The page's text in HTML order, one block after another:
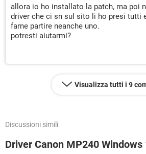
allora io ho installato la patch, ma poi
driver che ci sn sul sito li ho presi tutti
farne partire neanche uno.
potresti aiutarmi?
Visualizza tutti i 9
Discussioni simili
Driver Canon MP240 Windows